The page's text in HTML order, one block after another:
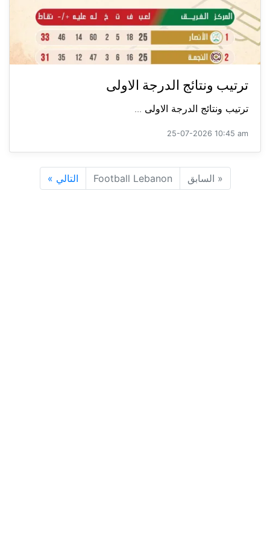
ترتيب ونتائج الدرجة الاولى
ترتيب ونتائج الدرجة الاولى ...
25-07-2026 10:45 am
« السابق Football Lebanon التالي »